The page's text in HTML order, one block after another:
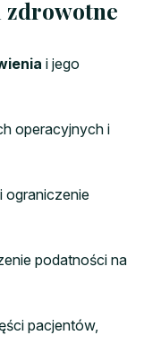
zdrowotne
i jego
operacyjnych i
i ograniczenie
podatności na
pacjentów,